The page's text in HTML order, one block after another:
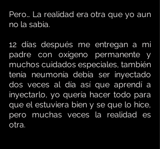
Pero… La realidad era otra que yo aun
no la sabia.
12 días después me entregan a mi
padre con oxígeno permanente y
muchos cuidados especiales, también
tenía neumonía debía ser inyectado
dos veces al día así que aprendí a
inyectarlo, yo quería hacer todo para
que el estuviera bien y se que lo hice,
pero muchas veces la realidad es
otra.